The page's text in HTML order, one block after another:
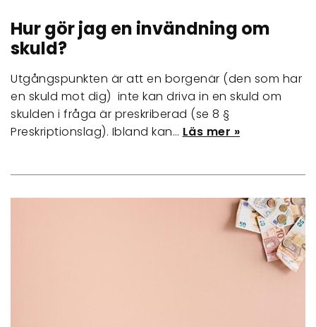
Hur gör jag en invändning om
skuld?
Utgångspunkten är att en borgenär (den som har
en skuld mot dig) inte kan driva in en skuld om
skulden i fråga är preskriberad (se 8 §
Preskriptionslag). Ibland kan… Läs mer »